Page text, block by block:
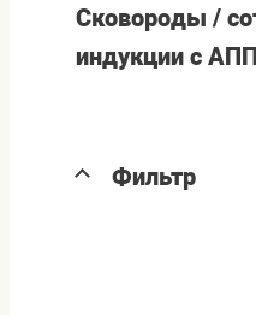
Сковороды /
индукции с
Фильтр